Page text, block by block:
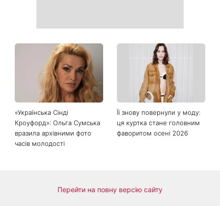
«Українська Сінді
Кроуфорд»: Ольга Сумська
вразила архівними фото
часів молодості
Її знову повернули у моду:
ця куртка стане головним
фаворитом осені 2026
Перейти на повну версію сайту